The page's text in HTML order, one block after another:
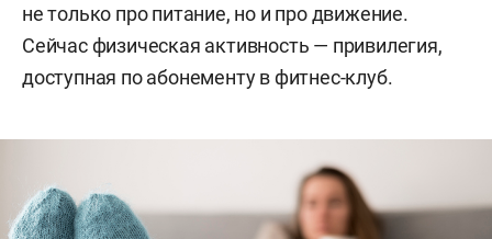
не только про питание, но и про движение.
Сейчас физическая активность — привилегия,
доступная по абонементу в фитнес-клуб.